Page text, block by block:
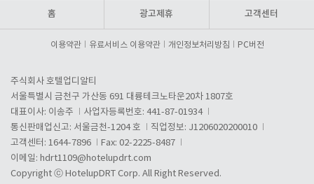
홈 광고제휴 고객센터
이용약관 유료서비스 이용약관 개인정보처리방침 PC버전
주식회사 호텔업디알티
서울특별시 금천구 가산동 691 대륭테크노타운20차 1807호
대표이사: 이송주
사업자등록번호: 441-87-01934
통신판매업신고: 서울금천-1204 호
직업정보: J1206020200010
고객센터: 1644-7896
Fax: 02-2225-8487
이메일: hdrt1109@hotelupdrt.com
Copyright ⓒ HotelupDRT Corp. All Right Reserved.